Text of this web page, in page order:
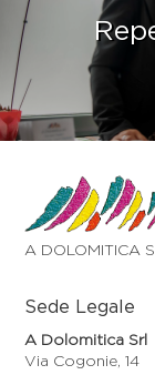
A DOLOMITICA
Sede Legale
A Dolomitica Srl
Via Cogonie, 14